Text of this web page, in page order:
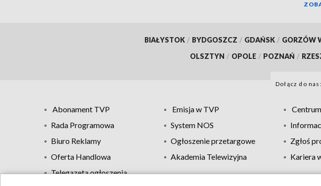
BIAŁYSTOK / BYDGOSZCZ / GDAŃSK / GORZÓW
OLSZTYN / OPOLE / POZNAŃ /
Dołącz do nas:
Abonament TVP Emisja w TVP
Rada Programowa
System NOS
Biuro Reklamy
Ogłoszenie przetargowe Zgłoś
Oferta Handlowa
Akademia Telewizyjna Kariera
Telegazeta ogłoszenia